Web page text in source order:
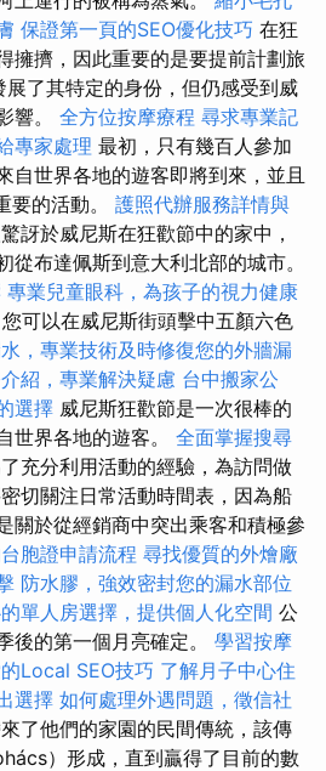
保證第一頁的SEO優化技巧 在狂
擁擠，因此重要的是要提前計劃旅
了其特定的身份，但仍感受到威
響。 全方位按摩療程 尋求專業記
專家處理 最初，只有幾百人參加
自世界各地的遊客即將到來，並且
要的活動。 護照代辦服務詳情與
訝於威尼斯在狂歡節中的家中，
從布達佩斯到意大利北部的城市。
專業兒童眼科，為孩子的視力健康
可以在威尼斯街頭擊中五顏六色
，專業技術及時修復您的外牆漏
紹，專業解決疑慮 台中搬家公
選擇 威尼斯狂歡節是一次很棒的
世界各地的遊客。 全面掌握搜尋
充分利用活動的經驗，為訪問做
切關注日常活動時間表，因為船
關於從經銷商中突出乘客和積極參
胞證申請流程 尋找優質的外燴廠
防水膠，強效密封您的漏水部位
單人房選擇，提供個人化空間 公
後的第一個月亮確定。 學習按摩
Local SEO技巧 了解月子中心住
選擇 如何處理外遇問題，徵信社
了他們的家園的民間傳統，該傳
）形成，直到贏得了目前的數